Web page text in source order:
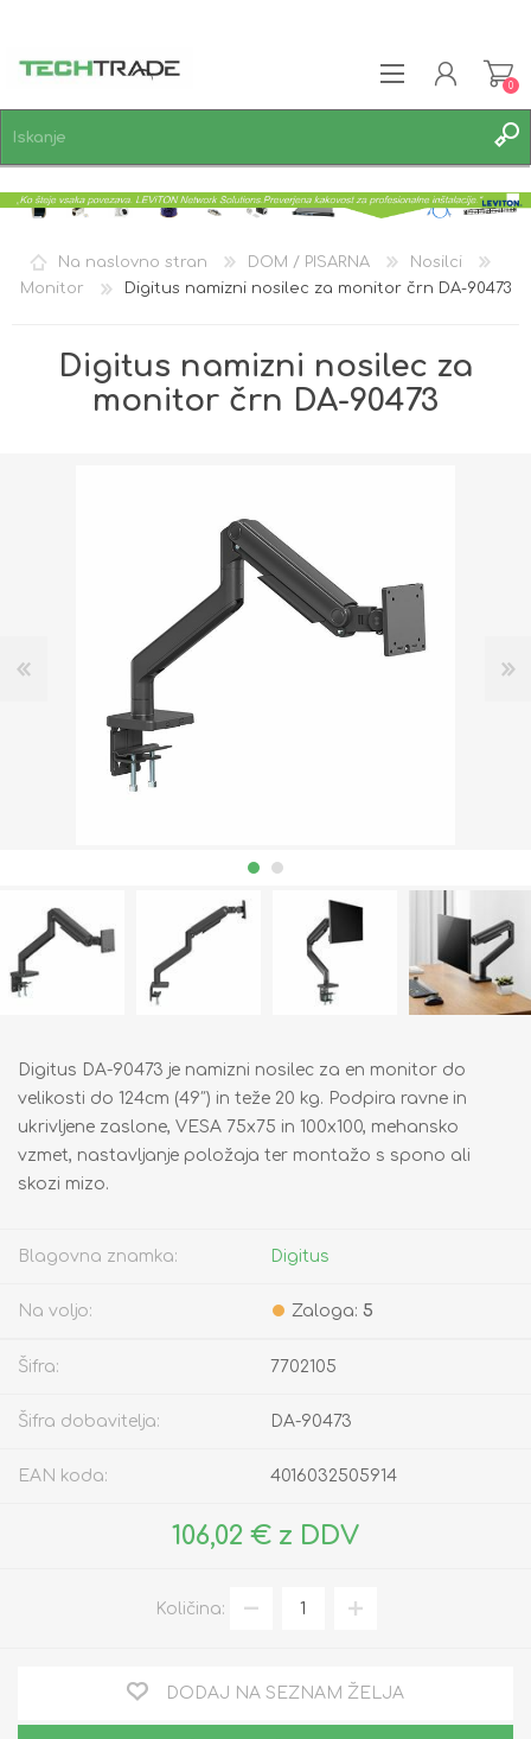
PRIJAVA
0
Na naslovno stran DOM / PISARNA
Nosilci
Monitor
Digitus namizni nosilec za monitor črn DA-90473
Digitus namizni nosilec za
monitor črn DA-90473
Digitus DA-90473 je namizni nosilec za en monitor do
velikosti do 124cm (49˝) in teže 20 kg. Podpira ravne in
ukrivljene zaslone, VESA 75x75 in 100x100, mehansko
vzmet, nastavljanje položaja ter montažo s spono ali
skozi mizo.
Blagovna znamka: Digitus
Na voljo: Zaloga: 5
Šifra: 7702105
Šifra dobavitelja: DA-90473
EAN koda: 4016032505914
106,02 € z DDV
Količina:
DODAJ NA SEZNAM ŽELJA